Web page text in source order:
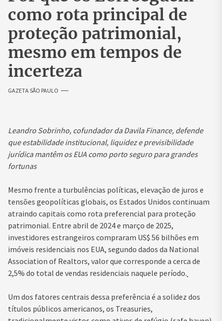
como rota principal de
proteção patrimonial,
mesmo em tempos de
incerteza
GAZETA SÃO PAULO
Leandro Sobrinho, cofundador da Davila Finance, defende
que estabilidade institucional, liquidez e previsibilidade
jurídica mantêm os EUA como porto seguro para grandes
fortunas
Mesmo frente a turbulências políticas, elevação de juros e
tensões geopolíticas globais, os Estados Unidos continuam
atraindo capitais como rota preferencial para proteção
patrimonial. Entre abril de 2024 e março de 2025,
investidores estrangeiros compraram US$ 56 bilhões em
imóveis residenciais nos EUA, segundo dados da National
Association of Realtors, valor que corresponde a cerca de
2,5% do total de vendas residenciais naquele período.
Um dos fatores centrais dessa preferência é a solidez dos
títulos públicos americanos, os Treasuries,